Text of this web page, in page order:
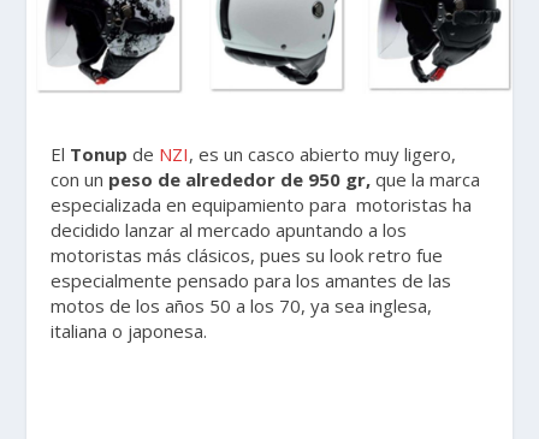
El Tonup de NZI, es un casco abierto muy ligero,
con un peso de alrededor de 950 gr, que la marca
especializada en equipamiento para motoristas ha
decidido lanzar al mercado apuntando a los
motoristas más clásicos, pues su look retro fue
especialmente pensado para los amantes de las
motos de los años 50 a los 70, ya sea inglesa,
italiana o japonesa.